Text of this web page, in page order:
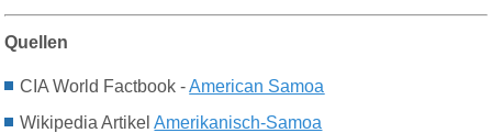
Quellen
CIA World Factbook -American Samoa
Wikipedia ArtikelAmerikanisch-Samoa